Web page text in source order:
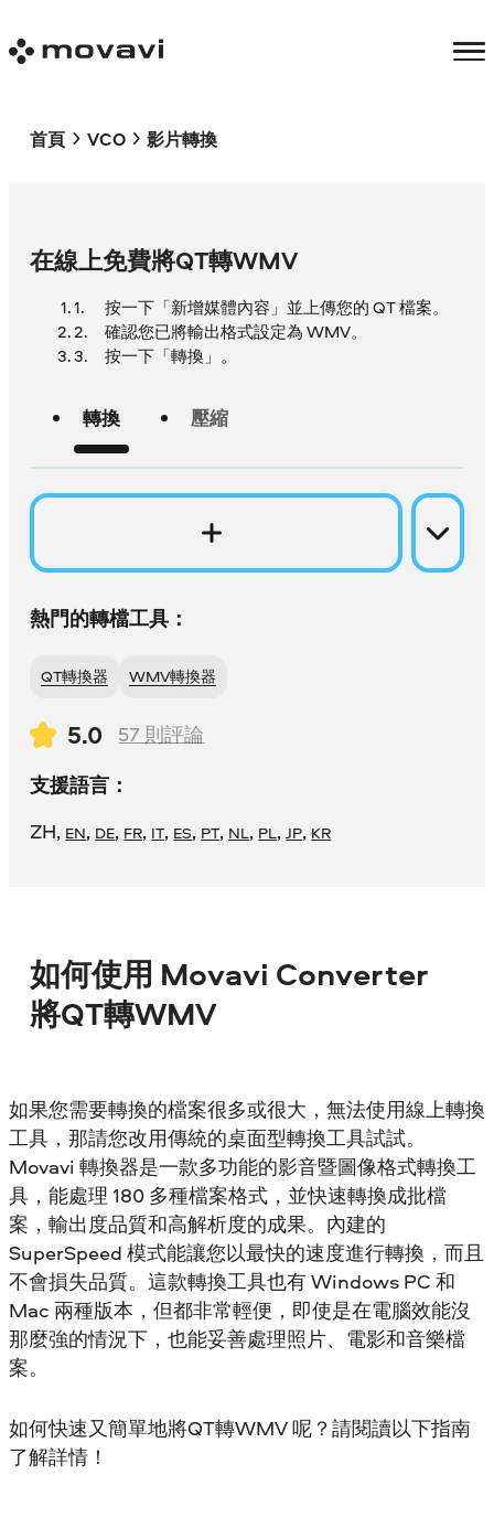
首頁 VCO 影片轉換
在線上免費將QT轉WMV
按一下「新增媒體內容」並上傳您的 QT 檔案。
確認您已將輸出格式設定為 WMV。
按一下「轉換」。
轉換 壓縮
熱門的轉檔工具：
QT轉換器 WMV轉換器
5.0 57 則評論
支援語言：
ZH, EN, DE, FR, IT, ES, PT, NL, PL,JP, KR
如何使用 Movavi Converter
將QT轉WMV
如果您需要轉換的檔案很多或很大，無法使用線上轉換
工具，那請您改用傳統的桌面型轉換工具試試。
Movavi 轉換器是一款多功能的影音暨圖像格式轉換工
具，能處理 180 多種檔案格式，並快速轉換成批檔
案，輸出度品質和高解析度的成果。內建的
SuperSpeed 模式能讓您以最快的速度進行轉換，而且
不會損失品質。這款轉換工具也有 Windows PC 和
Mac 兩種版本，但都非常輕便，即使是在電腦效能沒
那麼強的情況下，也能妥善處理照片、電影和音樂檔
案。
如何快速又簡單地將QT轉WMV 呢？請閱讀以下指南
了解詳情！